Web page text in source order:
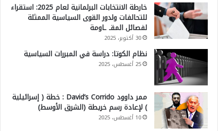
خارطة الانتخابات البرلمانية لعام 2025: استقراء
للتحالفات ولدور القوى السياسية الممثلة
لفصائل المقـ ـاومة
30 أكتوبر، 2025
نظام الكوتا: دراسة في المبررات السياسية
25 أغسطس، 2025
ممر داوود David’s Corrido : خطة ( إسرائيلية
) لإعادة رسم خريطة (الشرق الأوسط)
10 أغسطس، 2025